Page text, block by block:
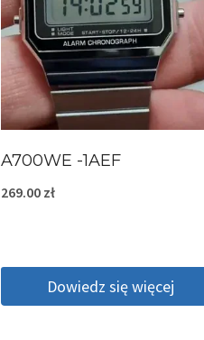
A700WE -1AEF
269.00 zł
Dowiedz się więcej